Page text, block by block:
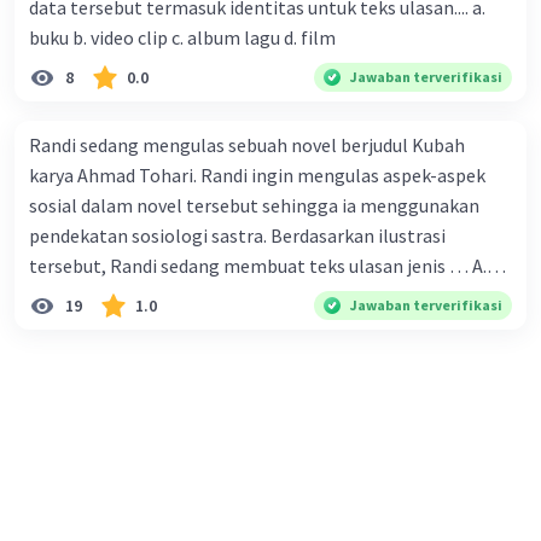
karena persebarannya sangat cepat. C. Masyarakat perlu
mawas diri dan menjaga kesehatan dalam menghadapi
serangan virus corona yang mulai menyebar di Indonesia,
D. Virus corona menjadi masalah besar bagi kesehatan
data tersebut termasuk identitas untuk teks ulasan.... a.
buku b. video clip c. album lagu d. film
8 0.0 Jawaban terverifikasi
Randi sedang mengulas sebuah novel berjudul Kubah
karya Ahmad Tohari. Randi ingin mengulas aspek-aspek
sosial dalam novel tersebut sehingga ia menggunakan
pendekatan sosiologi sastra. Berdasarkan ilustrasi
tersebut, Randi sedang membuat teks ulasan jenis … A.
deskriptif B. objektif C. informatif D. kritis
19 1.0 Jawaban terverifikasi